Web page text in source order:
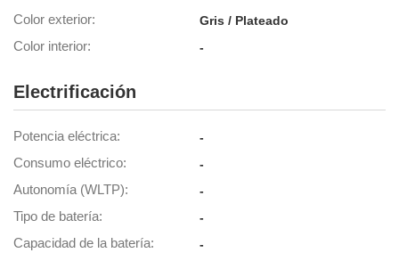
contenido,
audiencia
Color exterior Gris / Plateado
Color interior -
Electrificación
Potencia eléctrica -
Consumo eléctrico -
Autonomía (WLTP) -
Tipo de batería -
Capacidad de la batería -